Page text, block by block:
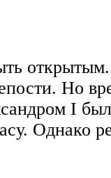
Но
I
Однако